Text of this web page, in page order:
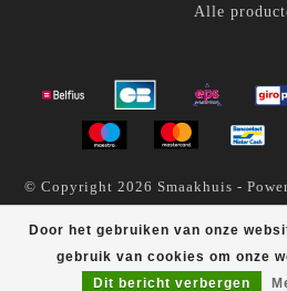
Door het gebruiken van onze
gebruik van cookies om onze
Dit bericht verbergen
Alle
© Copyright 2026 Smaakhuis -
Smaakhuis scores a